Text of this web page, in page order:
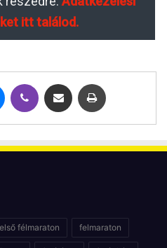
itt találod.
első félmaraton felmaraton